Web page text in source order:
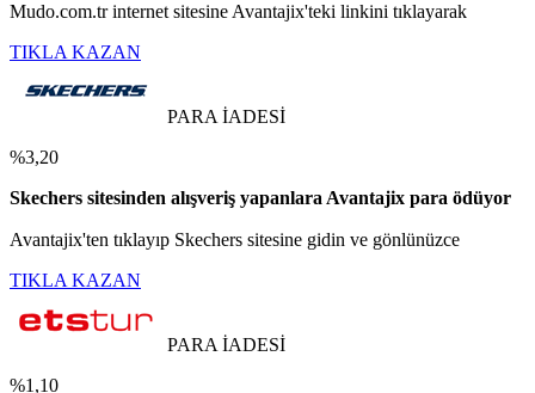
Mudo.com.tr internet sitesine Avantajix'teki linkini tıklayarak
TIKLA KAZAN
PARA İADESİ
%3,20
Skechers sitesinden alışveriş yapanlara Avantajix para ödüyor
Avantajix'ten tıklayıp Skechers sitesine gidin ve gönlünüzce
TIKLA KAZAN
PARA İADESİ
%1,10